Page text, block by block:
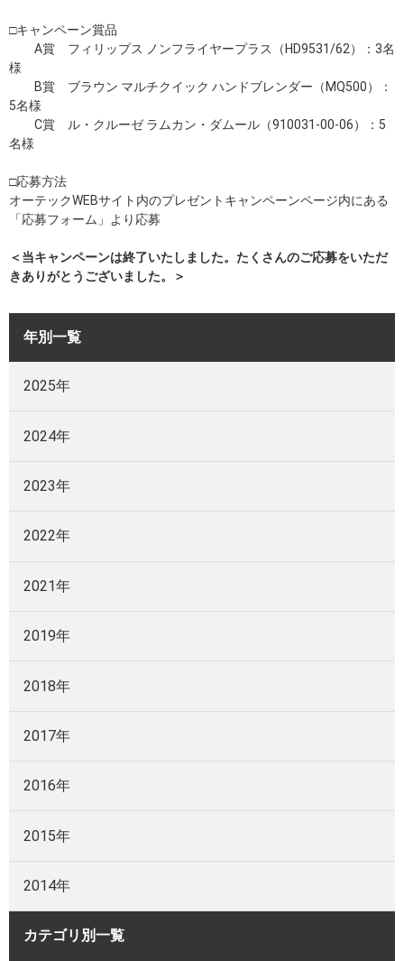
□キャンペーン賞品
A賞 フィリップス ノンフライヤープラス（HD9531/62）：3名
様
B賞 ブラウン マルチクイック ハンドブレンダー（MQ500）：
5名様
C賞 ル・クルーゼ ラムカン・ダムール（910031-00-06）：5
名様
□応募方法
オーテックWEBサイト内のプレゼントキャンペーンページ内にある
「応募フォーム」より応募
＜当キャンペーンは終了いたしました。たくさんのご応募をいただ
きありがとうございました。＞
年別一覧
2025年
2024年
2023年
2022年
2021年
2019年
2018年
2017年
2016年
2015年
2014年
カテゴリ別一覧